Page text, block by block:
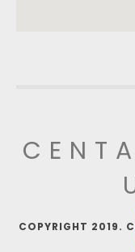
COPYRIGHT 2019.